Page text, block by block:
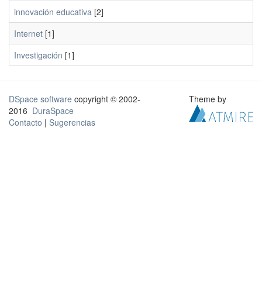
innovación educativa [2]
Internet [1]
Investigación [1]
DSpace software copyright © 2002-
2016 DuraSpace
Contacto | Sugerencias
Theme by